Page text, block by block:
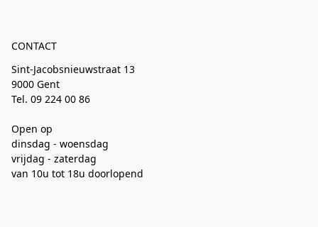
CONTACT
Sint-Jacobsnieuwstraat 13
9000 Gent
Tel. 09 224 00 86
Open op
dinsdag - woensdag
vrijdag - zaterdag
van 10u tot 18u doorlopend